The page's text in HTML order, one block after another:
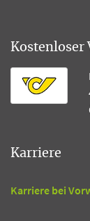
Kostenloser
Karriere
Karriere bei